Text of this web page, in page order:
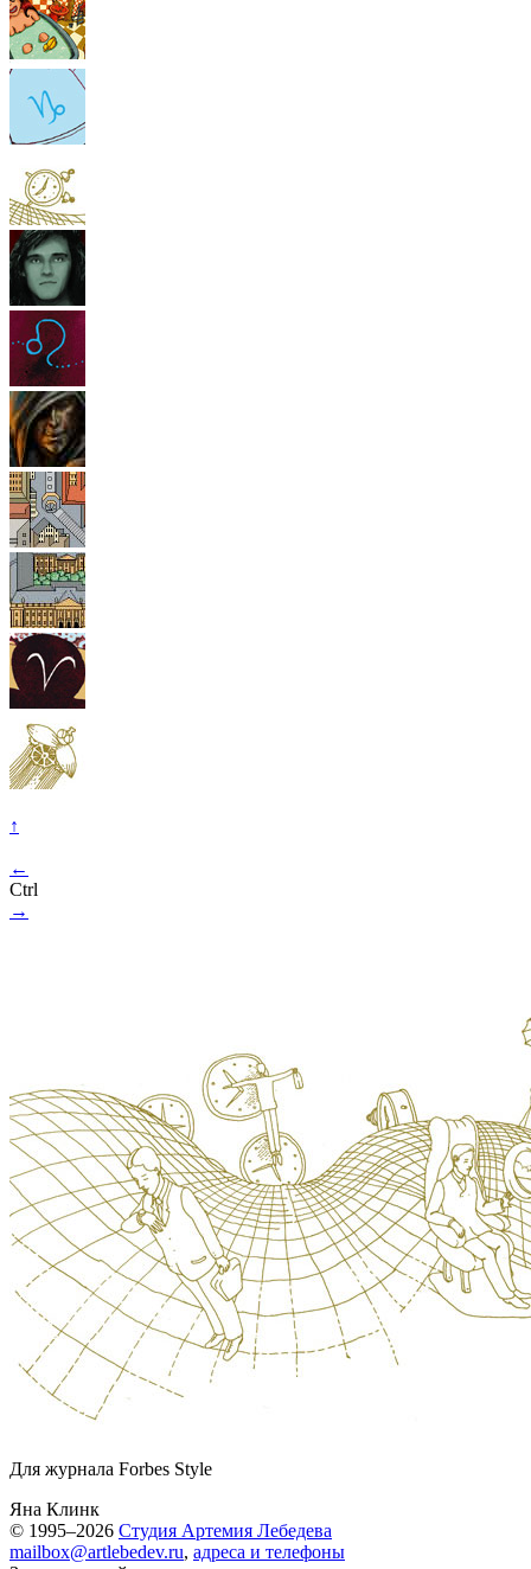
↑
←
Ctrl
→
Для журнала Forbes Style
Яна Клинк
© 1995–2026 Студия Артемия Лебедева
mailbox@artlebedev.ru, адреса и телефоны